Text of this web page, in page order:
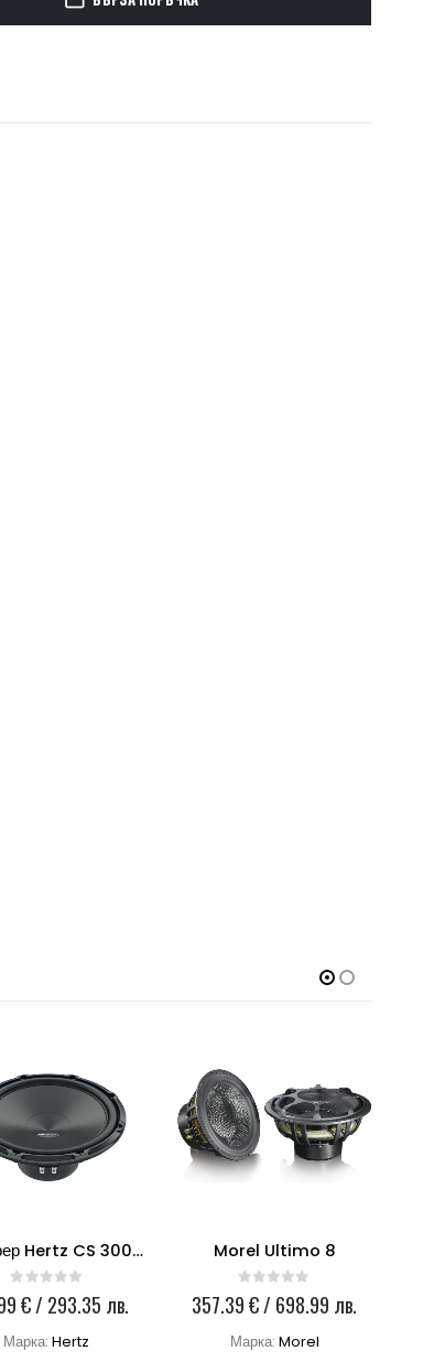
Субуфер Hertz CS 300 S2
0 out of 5
€/ 293.35 лв.
Марка:Hertz
Morel Ultimo 8
0 out of 5
357.39€/ 698.99 лв.
Марка: Morel